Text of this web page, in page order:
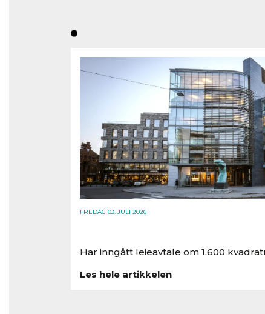
FREDAG 03. JULI 2026
Har inngått leieavtale om 1.600
Les hele artikkelen